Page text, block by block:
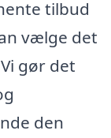
tilbud
vælge det
gør det
den